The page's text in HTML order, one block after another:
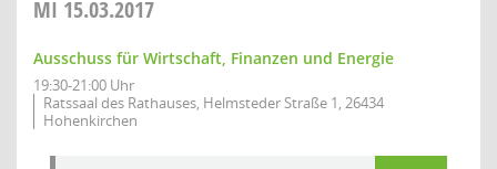
MI 15.03.2017
Ausschuss für Wirtschaft, Finanzen und Energie
19:30-21:00 Uhr
Ratssaal des Rathauses, Helmsteder Straße 1, 26434
Hohenkirchen